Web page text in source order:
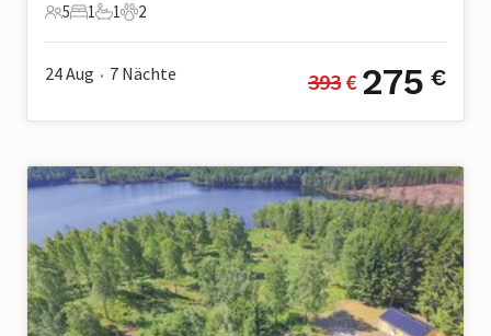
5 Gäste
5
1 Schlafzimmer
1
1 Badezimmer
1
2 Haustiere
2
24 Aug • 7 Nächte 393 € 275 €